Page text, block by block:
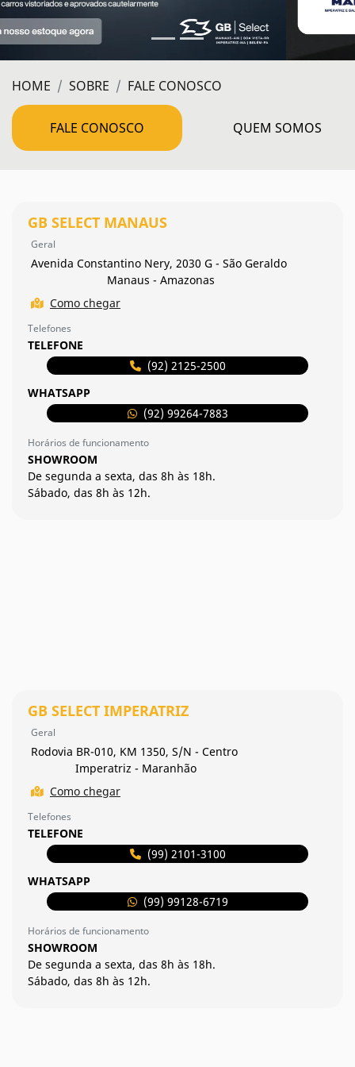
HOME SOBRE FALE CONOSCO
QUEM SOMOS
FALE CONOSCO
GB SELECT MANAUS
Geral
Avenida Constantino Nery, 2030 G - São Geraldo
Manaus - Amazonas
Como chegar
Telefones
TELEFONE
(92) 2125-2500
WHATSAPP
(92) 99264-7883
Horários de funcionamento
SHOWROOM
De segunda a sexta, das 8h às 18h.
Sábado, das 8h às 12h.
GB SELECT IMPERATRIZ
Geral
Rodovia BR-010, KM 1350, S/N - Centro
Imperatriz - Maranhão
Como chegar
Telefones
TELEFONE
(99) 2101-3100
WHATSAPP
(99) 99128-6719
Horários de funcionamento
SHOWROOM
De segunda a sexta, das 8h às 18h.
Sábado, das 8h às 12h.